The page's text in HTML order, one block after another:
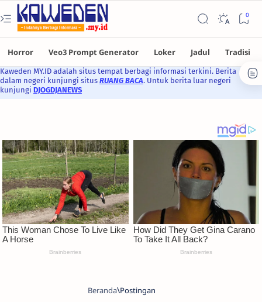
Kaweden MY.ID adalah situs tempat berbagi informasi terkini. Berita
dalam negeri kunjungi situs RUANG BACA. Untuk berita luar negeri
kunjungi DJOGDJANEWS
Beranda